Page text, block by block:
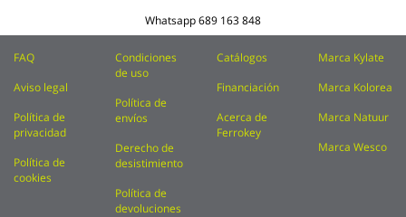
Whatsapp689 163 848
FAQ
Aviso legal
Política de
privacidad
Política de
cookies
Condiciones
de uso
Política de
envíos
Derecho de
desistimiento
Política de
devoluciones
Catálogos
Financiación
Acerca de
Ferrokey
Marca Kylate
Marca Kolorea
Marca Natuur
Marca Wesco